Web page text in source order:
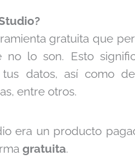
gratuita que
no lo son. Esto
datos, así como
entre otros.
era un producto
gratuita.